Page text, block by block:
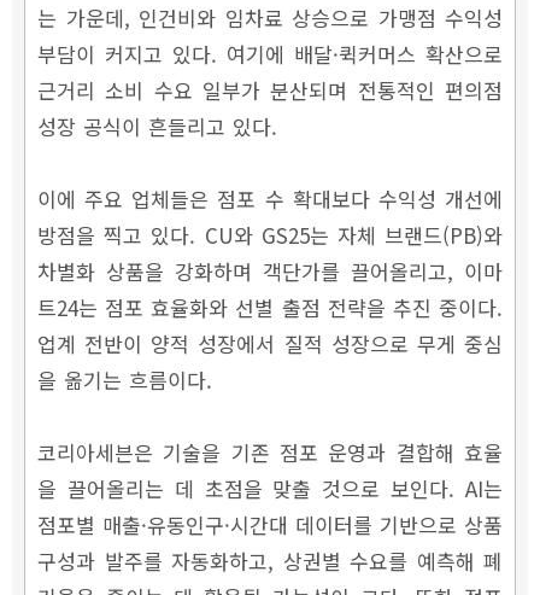
는 가운데, 인건비와 임차료 상승으로 가맹점 수익성
부담이 커지고 있다. 여기에 배달·퀵커머스 확산으로
근거리 소비 수요 일부가 분산되며 전통적인 편의점
성장 공식이 흔들리고 있다.
이에 주요 업체들은 점포 수 확대보다 수익성 개선에
방점을 찍고 있다. CU와 GS25는 자체 브랜드(PB)와
차별화 상품을 강화하며 객단가를 끌어올리고, 이마
트24는 점포 효율화와 선별 출점 전략을 추진 중이다.
업계 전반이 양적 성장에서 질적 성장으로 무게 중심
을 옮기는 흐름이다.
코리아세븐은 기술을 기존 점포 운영과 결합해 효율
을 끌어올리는 데 초점을 맞출 것으로 보인다. AI는
점포별 매출·유동인구·시간대 데이터를 기반으로 상품
구성과 발주를 자동화하고, 상권별 수요를 예측해 폐